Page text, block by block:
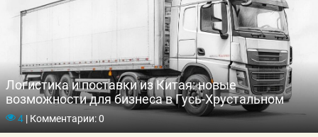
Логистика и поставки из Китая: новые
возможности для бизнеса в Гусь-Хрустальном
4 |Комментарии: 0